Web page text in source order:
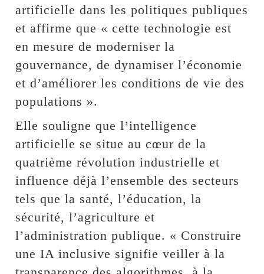
artificielle dans les politiques publiques
et affirme que « cette technologie est
en mesure de moderniser la
gouvernance, de dynamiser l’économie
et d’améliorer les conditions de vie des
populations ».
Elle souligne que l’intelligence
artificielle se situe au cœur de la
quatrième révolution industrielle et
influence déjà l’ensemble des secteurs
tels que la santé, l’éducation, la
sécurité, l’agriculture et
l’administration publique. « Construire
une IA inclusive signifie veiller à la